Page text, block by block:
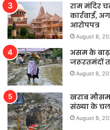
राम मंदिर
कार्रवाई,
आरोपपत्र
August 8,
असम के बाढ़
जरूरतमंदों
August 8,
खराब
संख्या के
August 8,